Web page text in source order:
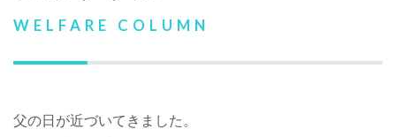
WELFARE COLUMN
父の日が近づいてきました。